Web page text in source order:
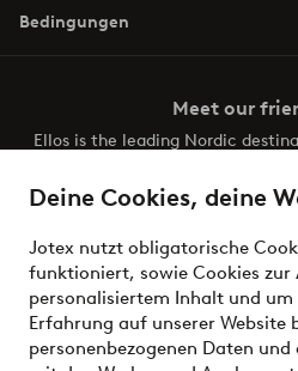
Deine Cookies, deine
Jotex nutzt obligatorische
funktioniert, sowie Cookies zur
personalisiertem Inhalt und
Erfahrung auf unserer Website
personenbezogenen Daten
Bedingungen
Meet our
Ellos is the leading Nordic
the latest trends, curated to
effortless. It’s
Visit